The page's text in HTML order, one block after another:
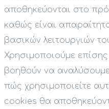
αποθηκεύονται στο
καθώς είναι
βασικών λειτουργιών
Χρησιμοποιούμε
βοηθούν να
πώς χρησιμοποιείτε
cookies θα